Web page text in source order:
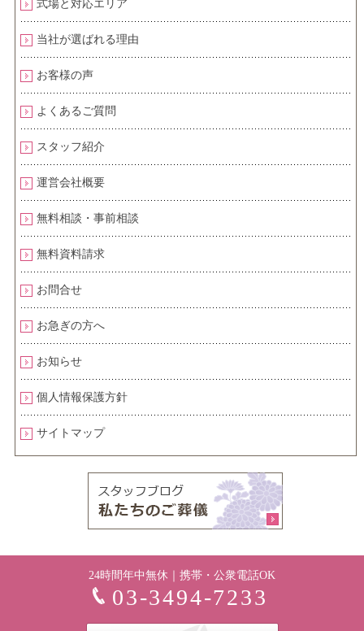
式場と対応エリア
当社が選ばれる理由
お客様の声
よくあるご質問
スタッフ紹介
運営会社概要
無料相談・事前相談
無料資料請求
お問合せ
お急ぎの方へ
お知らせ
個人情報保護方針
サイトマップ
24時間年中無休｜携帯・公衆電話OK
03-3494-7233